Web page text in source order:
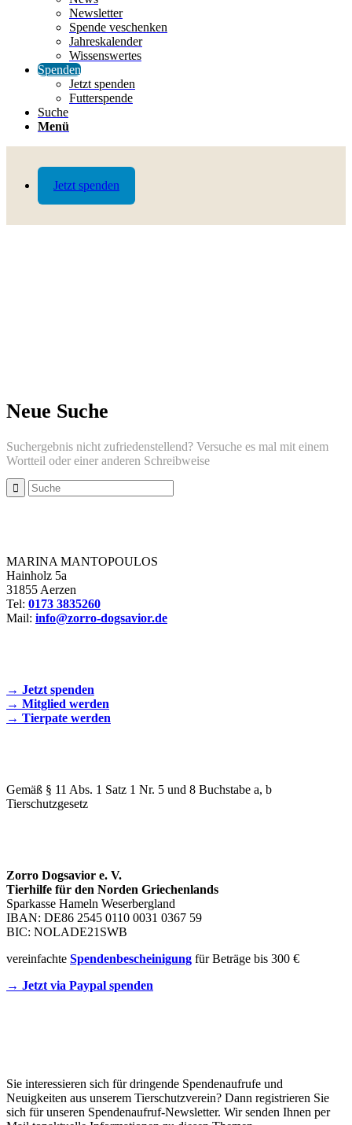
Jetzt spenden
Newsletter
Spende veschenken
Jahreskalender
Wissenswertes
Spenden
Jetzt spenden
Futterspende
Suche
Menü
Neue Suche
Suchergebnis nicht zufriedenstellend? Versuche es mal mit einem
Wortteil oder einer anderen Schreibweise
MARINA MANTOPOULOS
Hainholz 5a
31855 Aerzen
Tel: 0173 3835260
Mail: info@zorro-dogsavior.de
→ Jetzt spenden
→ Mitglied werden
→ Tierpate werden
Gemäß § 11 Abs. 1 Satz 1 Nr. 5 und 8 Buchstabe a, b
Tierschutzgesetz
Zorro Dogsavior e. V.
Tierhilfe für den Norden Griechenlands
Sparkasse Hameln Weserbergland
IBAN: DE86 2545 0110 0031 0367 59
BIC: NOLADE21SWB
vereinfachte Spendenbescheinigung für Beträge bis 300 €
→ Jetzt via Paypal spenden
Sie interessieren sich für dringende Spendenaufrufe und
Neuigkeiten aus unserem Tierschutzverein? Dann registrieren Sie
sich für unseren Spendenaufruf-Newsletter. Wir senden Ihnen per